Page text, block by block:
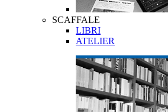
SCAFFALE
LIBRI
ATELIER